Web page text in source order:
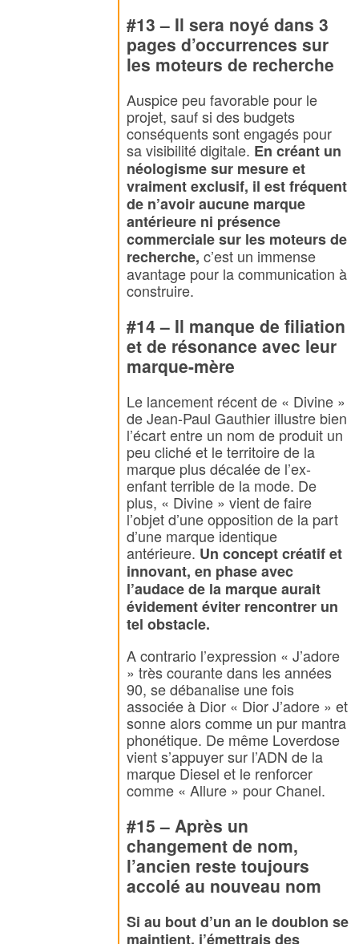
#13 – Il sera noyé dans 3
pages d’occurrences sur
les moteurs de recherche
Auspice peu favorable pour le
projet, sauf si des budgets
conséquents sont engagés pour
sa visibilité digitale. En créant un
néologisme sur mesure et
vraiment exclusif, il est fréquent
de n’avoir aucune marque
antérieure ni présence
commerciale sur les moteurs de
recherche, c’est un immense
avantage pour la communication à
construire.
#14 – Il manque de filiation
et de résonance avec leur
marque-mère
Le lancement récent de « Divine »
de Jean-Paul Gauthier illustre bien
l’écart entre un nom de produit un
peu cliché et le territoire de la
marque plus décalée de l’ex-
enfant terrible de la mode. De
plus, « Divine » vient de faire
l’objet d’une opposition de la part
d’une marque identique
antérieure.Un concept créatif et
innovant, en phase avec
l’audace de la marque aurait
évidement éviter rencontrer un
tel obstacle.
A contrario l’expression « J’adore
» très courante dans les années
90, se débanalise une fois
associée à Dior « Dior J’adore » et
sonne alors comme un pur mantra
phonétique. De même Loverdose
vient s’appuyer sur l’ADN de la
marque Diesel et le renforcer
comme « Allure » pour Chanel.
#15 – Après un
changement de nom,
l’ancien reste toujours
accolé au nouveau nom
Si au bout d’un an le doublon se
maintient, j’émettrais des